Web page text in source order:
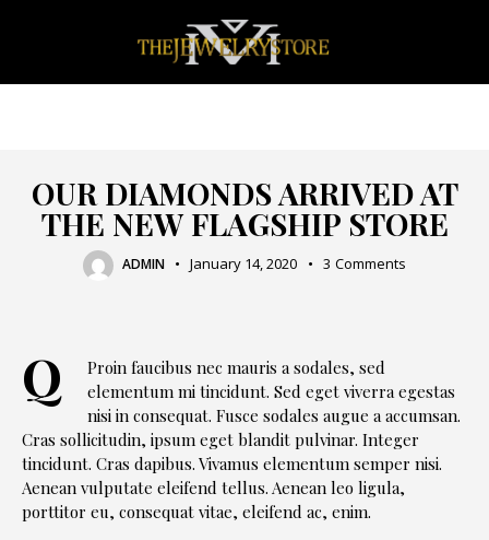
OUR DIAMONDS ARRIVED AT
THE NEW FLAGSHIP STORE
ADMIN January 14, 2020 3 Comments
Q
Proin faucibus nec mauris a sodales, sed
elementum mi tincidunt. Sed eget viverra egestas
nisi in consequat. Fusce sodales augue a accumsan.
Cras sollicitudin, ipsum eget blandit pulvinar. Integer
tincidunt. Cras dapibus. Vivamus elementum semper nisi.
Aenean vulputate eleifend tellus. Aenean leo ligula,
porttitor eu, consequat vitae, eleifend ac, enim.